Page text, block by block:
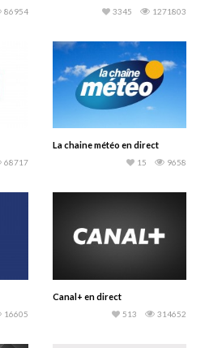
86954 1271803
3345
68717
La chaine météo en direct
9658
15
16605
Canal+ en direct
314652
513